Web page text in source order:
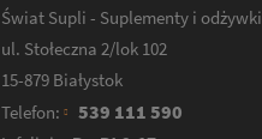
Świat Supli - Suplementy i odżywki
ul. Stołeczna 2/lok 102
15-879 Białystok
Telefon:
539 111 590